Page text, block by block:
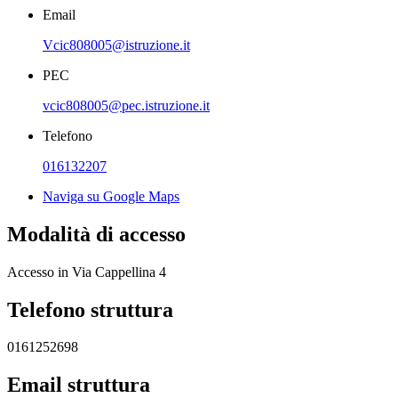
Email
Vcic808005@istruzione.it
PEC
vcic808005@pec.istruzione.it
Telefono
016132207
Naviga su Google Maps
Modalità di accesso
Accesso in Via Cappellina 4
Telefono struttura
0161252698
Email struttura